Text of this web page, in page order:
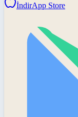
İndirApp Store